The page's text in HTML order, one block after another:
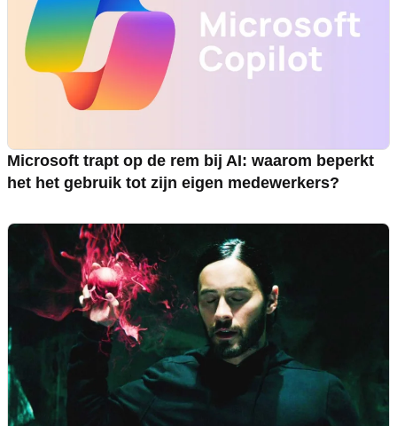
Microsoft trapt op de rem bij AI: waarom beperkt
het het gebruik tot zijn eigen medewerkers?